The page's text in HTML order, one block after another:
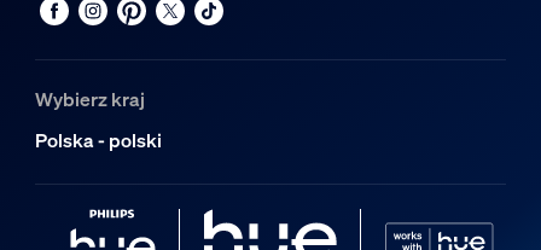
Wybierz kraj
Polska - polski